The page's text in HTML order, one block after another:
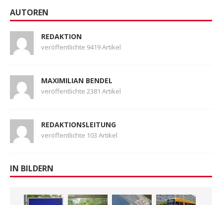
AUTOREN
REDAKTION
veröffentlichte 9419 Artikel
MAXIMILIAN BENDEL
veröffentlichte 2381 Artikel
REDAKTIONSLEITUNG
veröffentlichte 103 Artikel
IN BILDERN